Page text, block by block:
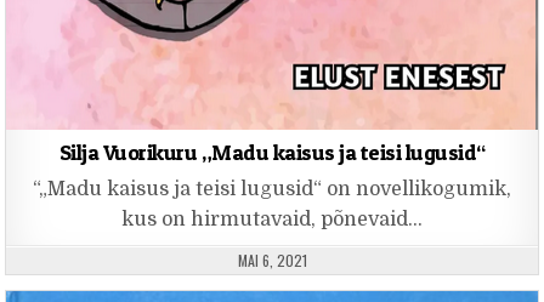
Silja Vuorikuru „Madu kaisus ja teisi lugusid“
“„Madu kaisus ja teisi lugusid“ on novellikogumik,
kus on hirmutavaid, põnevaid…
PUBLISHED DATE:
MAI 6, 2021